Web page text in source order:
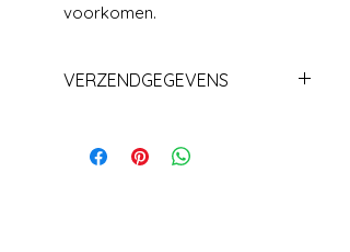
voorkomen.
VERZENDGEGEVENS